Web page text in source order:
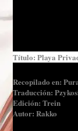
Título: Playa
Recopilado en:
Traducción:
Edición: Trein
Autor: Rakko